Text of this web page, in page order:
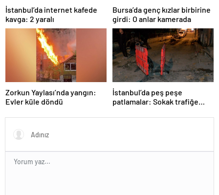
İstanbul’da internet kafede
kavga: 2 yaralı
Bursa’da genç kızlar birbirine
girdi: O anlar kamerada
Zorkun Yaylası’nda yangın:
Evler küle döndü
İstanbul’da peş peşe
patlamalar: Sokak trafiğe